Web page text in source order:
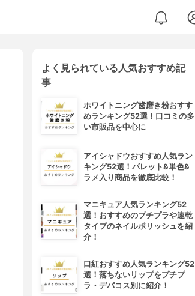
よく見られている人気おすすめ記
事
ホワイトニング歯磨き粉おすす
めランキング52選！口コミの多
い市販品を中心に
アイシャドウおすすめ人気ラン
キング52選！パレット&単色&
ラメ入り商品を徹底比較！
マニキュア人気ランキング52
選！おすすめのプチプラや速乾
タイプのネイルポリッシュを紹
介！
口紅おすすめ人気ランキング52
選！落ちないリップをプチプ
ラ・デパコス別に紹介！